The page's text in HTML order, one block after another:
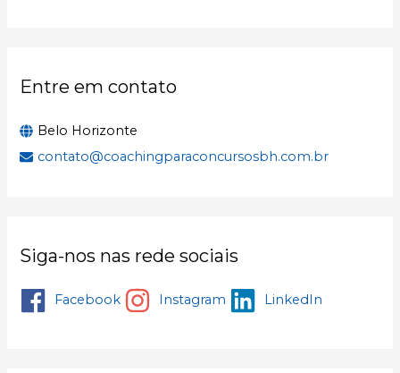
:Entre em contato
Belo Horizonte
contato@coachingparaconcursosbh.com.br
Siga-nos nas rede sociais
Facebook Instagram LinkedIn